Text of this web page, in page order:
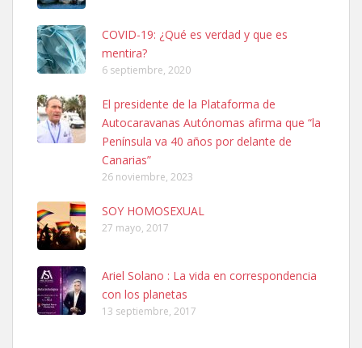
SHIBA PERDIDO AVDA JOSE MESA Y LOPEZ
PERRO MACHO RAZA SHIBA CON MICROCHIP PERDIDO HOY
06/07/2025 ZONA MESA Y LOPEZ. ES MUY ASUSTADIZO
Leales.org » Gran Canaria
6.7.2025
Ninfa perdida
El día 5 se los perdió una ninfa papillera, asustada tiene miedo a la
calle, se perdió por la zon...
COVID-19: ¿Qué es verdad y que es
mentira?
6 septiembre, 2020
El presidente de la Plataforma de
Autocaravanas Autónomas afirma que “la
Península va 40 años por delante de
Canarias”
26 noviembre, 2023
SOY HOMOSEXUAL
27 mayo, 2017
Ariel Solano : La vida en correspondencia
con los planetas
13 septiembre, 2017